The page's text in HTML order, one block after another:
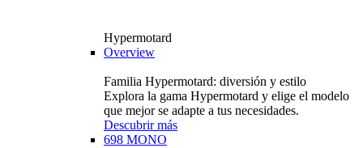
Hypermotard
Overview
Familia Hypermotard: diversión y estilo
Explora la gama Hypermotard y elige el modelo
que mejor se adapte a tus necesidades.
Descubrir más
698 MONO